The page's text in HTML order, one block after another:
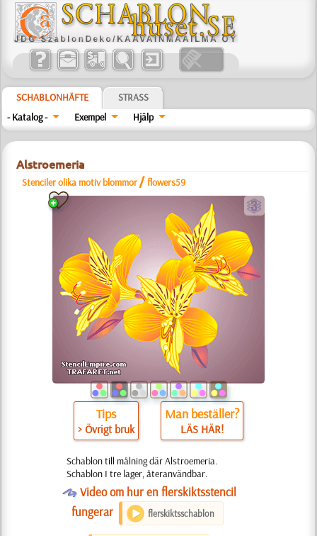
SCHABLONHÄFTE
STRASS
- Katalog -
Exempel Hjälp
Alstroemeria
Stenciler olika motiv blommor /flowers59
c
Tips
> Övrigt bruk
Man beställer?
LÄS HÄR!
Schablon till målning där Alstroemeria.
Schablon I tre lager, återanvändbar.
OVideo om hur en flerskiktsstencil
fungerar
flerskiktsschablon